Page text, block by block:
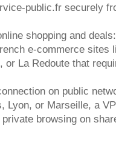
public.fr securely
shopping and
e-commerce sites
or La Redoute that
on public
Lyon, or Marseille, a
browsing on